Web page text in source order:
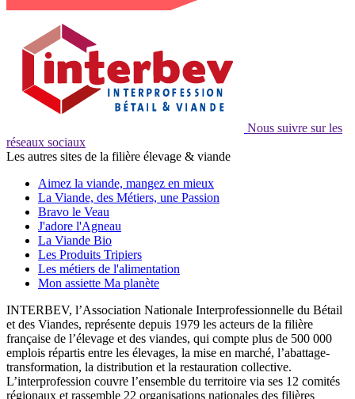
Nous suivre sur les
réseaux sociaux
Les autres sites de la filière élevage & viande
Aimez la viande, mangez en mieux
La Viande, des Métiers, une Passion
Bravo le Veau
J'adore l'Agneau
La Viande Bio
Les Produits Tripiers
Les métiers de l'alimentation
Mon assiette Ma planète
INTERBEV, l’Association Nationale Interprofessionnelle du Bétail
et des Viandes, représente depuis 1979 les acteurs de la filière
française de l’élevage et des viandes, qui compte plus de 500 000
emplois répartis entre les élevages, la mise en marché, l’abattage-
transformation, la distribution et la restauration collective.
L’interprofession couvre l’ensemble du territoire via ses 12 comités
régionaux et rassemble 22 organisations nationales des filières